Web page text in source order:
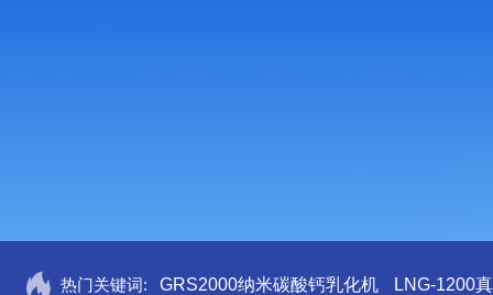
热门关键词: GRS2000纳米碳酸钙乳化机 LNG-1200